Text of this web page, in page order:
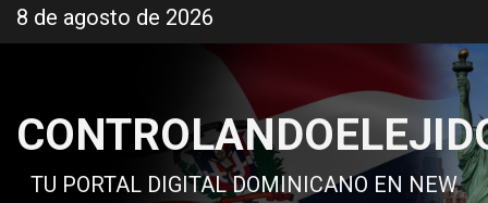
al
8 de agosto de 2026
TU PORTAL DIGITAL DOMINICANO EN NEW